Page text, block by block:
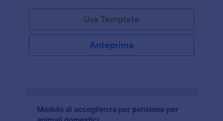
Usa Template
Anteprima